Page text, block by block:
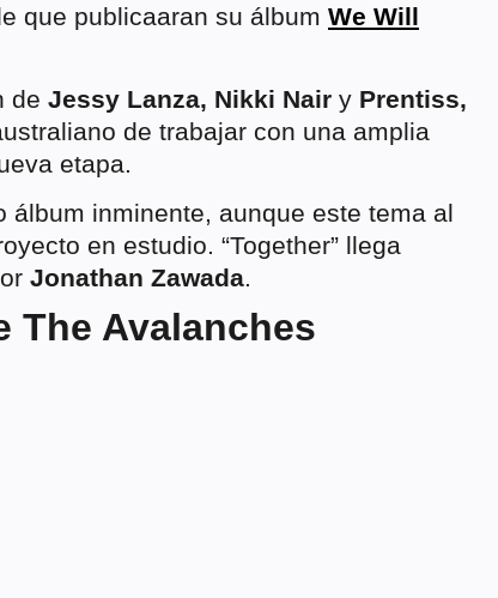
que publicaaran su álbum We Will
de Jessy Lanza, Nikki Nair y Prentiss,
de trabajar con una amplia
etapa.
inminente, aunque este tema al
en estudio. “Together” llega
Jonathan Zawada.
The Avalanches